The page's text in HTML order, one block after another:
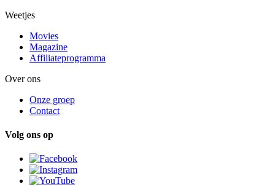
Weetjes
Movies
Magazine
Affiliateprogramma
Over ons
Onze groep
Contact
Volg ons op